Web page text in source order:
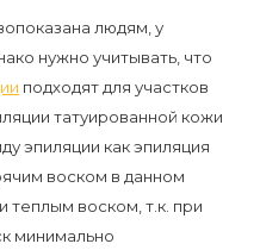
людям, у
нужно учитывать, что
подходят для участков
татуированной кожи
эпиляции как эпиляция
воском в данном
теплым воском, т.к. при
минимально